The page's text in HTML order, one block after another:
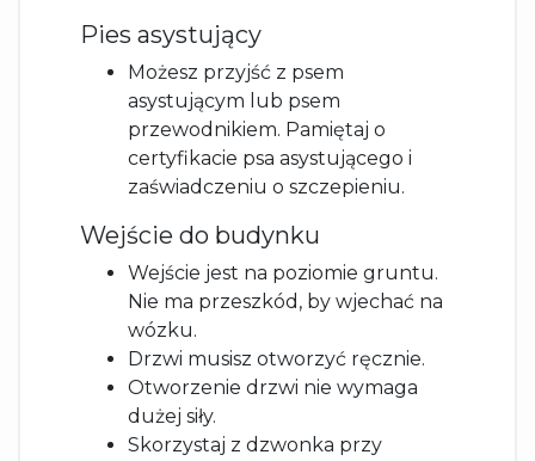
Pies asystujący
Możesz przyjść z psem
asystującym lub psem
przewodnikiem. Pamiętaj o
certyfikacie psa asystującego i
zaświadczeniu o szczepieniu.
Wejście do budynku
Wejście jest na poziomie gruntu.
Nie ma przeszkód, by wjechać na
wózku.
Drzwi musisz otworzyć ręcznie.
Otworzenie drzwi nie wymaga
dużej siły.
Skorzystaj z dzwonka przy